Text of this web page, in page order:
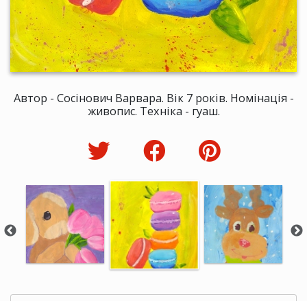
Автор - Сосінович Варвара. Вік 7 років. Номінація -
живопис. Техніка - гуаш.